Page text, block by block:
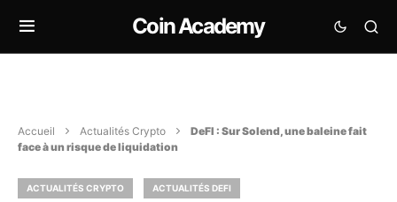
Coin Academy
Accueil Actualités Crypto
DeFI : Sur Solend, une baleine fait
face à un risque de liquidation
ACTUALITÉS CRYPTO ACTUALITÉS DEFI